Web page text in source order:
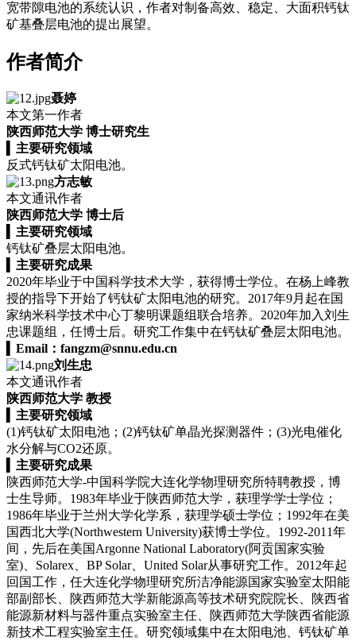
宽带隙电池的系统认识，作者对制备高效、稳定、大面积钙钛
矿基叠层电池的提出展望。
作者简介
聂婷
本文第一作者
陕西师范大学 博士研究生
主要研究领域
反式钙钛矿太阳电池。
方志敏
本文通讯作者
陕西师范大学 博士后
主要研究领域
钙钛矿叠层太阳电池。
主要研究成果
2020年毕业于中国科学技术大学，获得博士学位。在杨上峰教
授的指导下开始了钙钛矿太阳电池的研究。2017年9月起在国
家纳米科学技术中心丁黎明课题组联合培养。2020年加入刘生
忠课题组，任博士后。研究工作集中在钙钛矿叠层太阳电池。
Email： fangzm@snnu.edu.cn
刘生忠
本文通讯作者
陕西师范大学 教授
主要研究领域
(1)钙钛矿太阳电池；(2)钙钛矿单晶光探测器件；(3)光电催化
水分解与CO2还原。
主要研究成果
陕西师范大学-中国科学院大连化学物理研究所特聘教授，博
士生导师。1983年毕业于陕西师范大学，获理学学士学位；
1986年毕业于兰州大学化学系，获理学硕士学位；1992年在美
国西北大学(Northwestern University)获博士学位。1992-2011年
间，先后在美国Argonne National Laboratory(阿贡国家实验
室)、Solarex、BP Solar、United Solar从事研究工作。2012年起
回国工作，任大连化学物理研究所洁净能源国家实验室太阳能
部副部长、陕西师范大学新能源高等技术研究院院长、陕西省
能源新材料与器件重点实验室主任、陕西师范大学陕西省能源
新技术工程实验室主任。研究领域集中在太阳电池、钙钛矿单